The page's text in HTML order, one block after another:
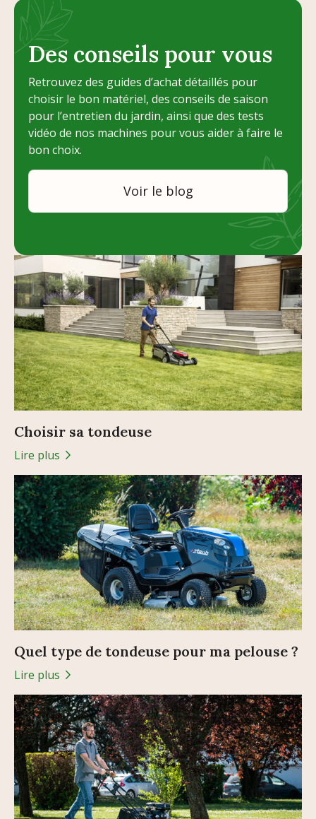
Des conseils pour vous
Retrouvez des guides d’achat détaillés pour
choisir le bon matériel, des conseils de saison
pour l’entretien du jardin, ainsi que des tests
vidéo de nos machines pour vous aider à faire le
bon choix.
Voir le blog
Choisir sa tondeuse
Lire plus
Quel type de tondeuse pour ma pelouse ?
Lire plus